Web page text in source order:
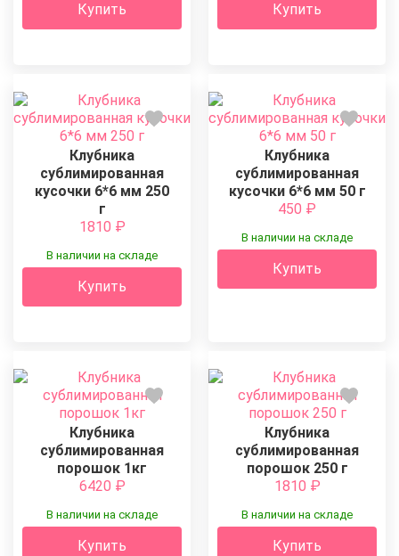
Купить Купить
Клубника
сублимированная
кусочки 6*6 мм 250
г
1810 ₽
В наличии на складе
Купить
Клубника
сублимированная
кусочки 6*6 мм 50 г
450 ₽
В наличии на складе
Купить
Клубника
сублимированная
порошок 1кг
6420 ₽
В наличии на складе
Купить
Клубника
сублимированная
порошок 250 г
1810 ₽
В наличии на складе
Купить